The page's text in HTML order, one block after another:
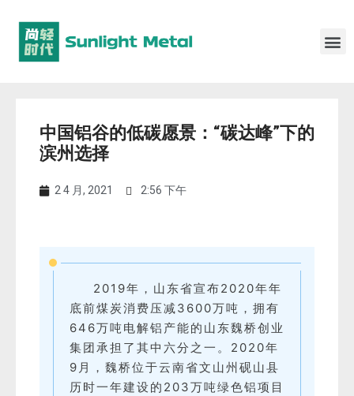
中国铝谷的低碳愿景：“碳达峰”下的
滨州选择
2 4 月, 2021 2:56 下午
2019年，山东省宣布2020年年
底前煤炭消费压减3600万吨，拥有
646万吨电解铝产能的山东魏桥创业
集团承担了其中六分之一。2020年
9月，魏桥位于云南省文山州砚山县
历时一年建设的203万吨绿色铝项目